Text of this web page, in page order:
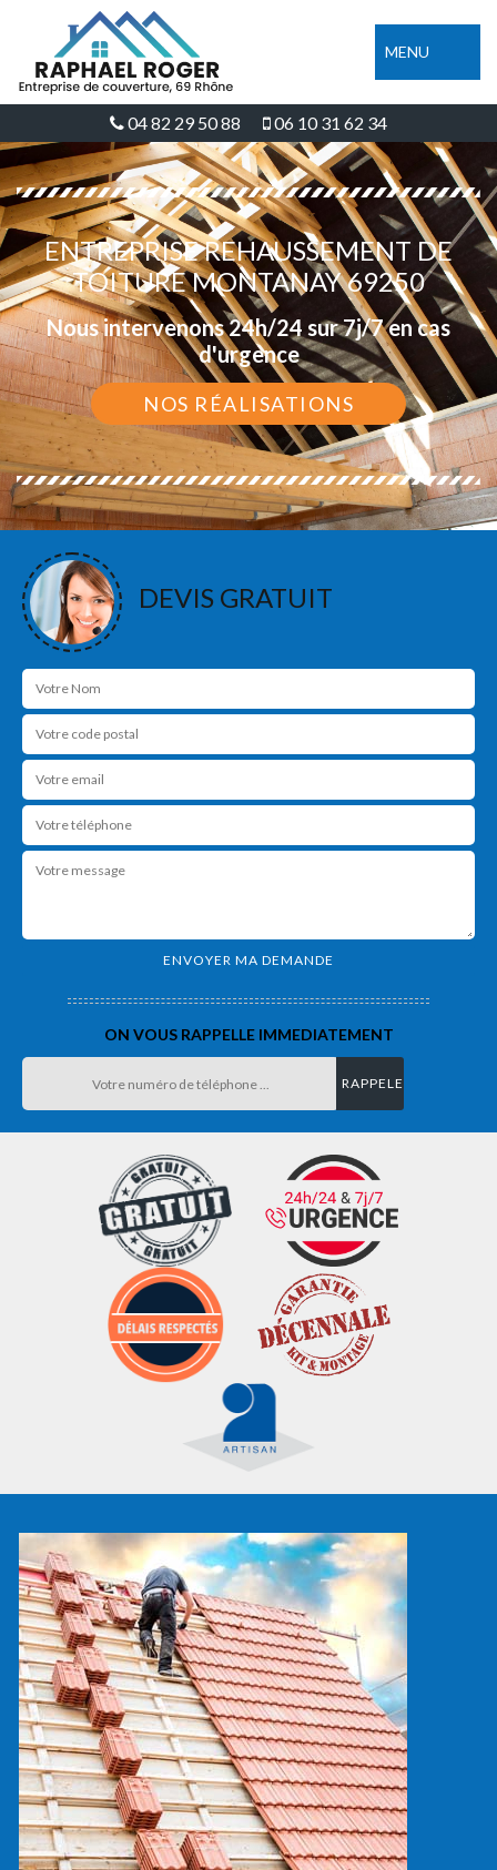
MENU
04 82 29 50 88 06 10 31 62 34
ENTREPRISE REHAUSSEMENT DE
TOITURE MONTANAY 69250
Nous intervenons 24h/24 sur 7j/7 en cas
d'urgence
NOS RÉALISATIONS
DEVIS GRATUIT
ON VOUS RAPPELLE IMMEDIATEMENT